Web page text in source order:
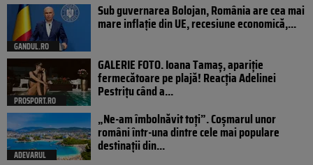
GANDUL.RO
Sub guvernarea Bolojan, România are cea mai
mare inflație din UE, recesiune economică,...
PROSPORT.RO
GALERIE FOTO. Ioana Tamaş, apariție
fermecătoare pe plajă! Reacția Adelinei
Pestrițu când a...
ADEVARUL
„Ne-am îmbolnăvit toți”. Coșmarul unor
români într-una dintre cele mai populare
destinații din...